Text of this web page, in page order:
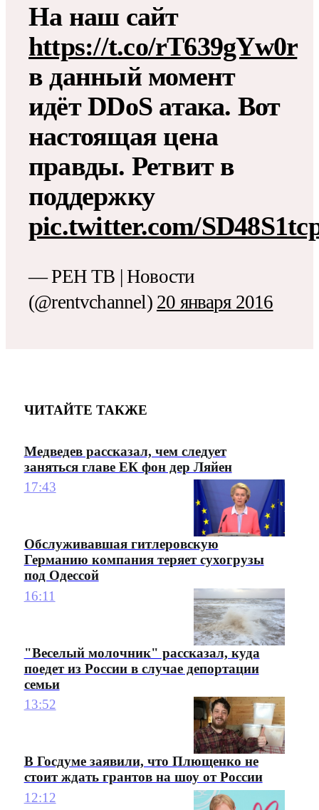
На наш сайт
https://t.co/rT639gYw0r
в данный момент
идёт DDoS атака. Вот
настоящая цена
правды. Ретвит в
поддержку
pic.twitter.com/
— РЕН ТВ | Новости
(@rentvchannel) 20 января 2016
ЧИТАЙТЕ ТАКЖЕ
Медведев рассказал, чем следует
заняться главе ЕК фон дер Ляйен
17:43
Обслуживавшая гитлеровскую
Германию компания теряет сухогрузы
под Одессой
16:11
"Веселый молочник" рассказал, куда
поедет из России в случае депортации
семьи
13:52
В Госдуме заявили, что Плющенко не
стоит ждать грантов на шоу от России
12:12